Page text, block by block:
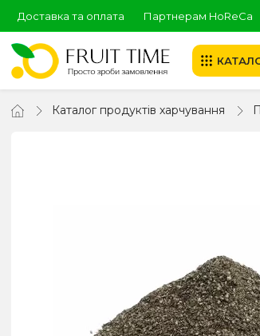
Доставка та оплата Партнерам HoReCa
Каталог продуктів харчування